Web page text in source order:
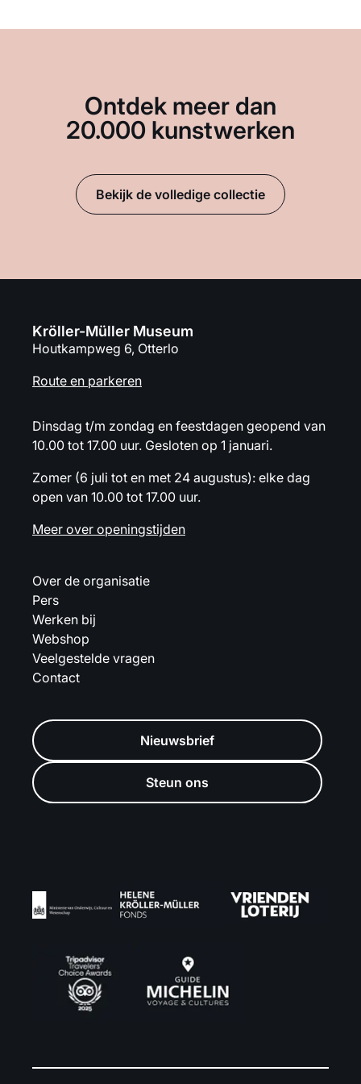
Ontdek meer dan
20.000 kunstwerken
Bekijk de volledige collectie
Kröller-Müller Museum
Houtkampweg 6, Otterlo
Route en parkeren
Dinsdag t/m zondag en feestdagen geopend van
10.00 tot 17.00 uur. Gesloten op 1 januari.
Zomer (6 juli tot en met 24 augustus): elke dag
open van 10.00 tot 17.00 uur.
Meer over openingstijden
Over de organisatie
Pers
Werken bij
Webshop
Veelgestelde vragen
Contact
Nieuwsbrief
Steun ons